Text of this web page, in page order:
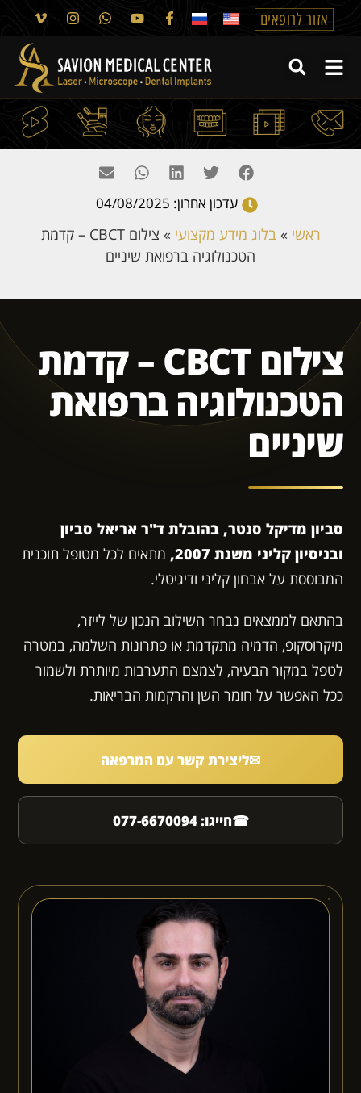
אזור לרופאים
ראשי »בלוג מידע מקצועי »
צילום CBCT – קדמת
הטכנולוגיה ברפואת שיניים
עדכון אחרון: 04/08/2025
צילום CBCT – קדמת
הטכנולוגיה ברפואת
שיניים
סביון מדיקל סנטר, בהובלת ד"ר אריאל סביון
ובניסיון קליני משנת 2007,
מתאים לכל מטופל תוכנית
המבוססת על אבחון קליני ודיגיטלי.
בהתאם לממצאים נבחר השילוב הנכון של לייזר,
מיקרוסקופ, הדמיה מתקדמת או פתרונות השלמה, במטרה
לטפל במקור הבעיה, לצמצם התערבות מיותרת ולשמור
ככל האפשר על חומר השן והרקמות הבריאות.
✉ליצירת קשר עם המרפאה
☎חייגו: 077-6670094